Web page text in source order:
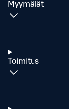
Myymälät
Toimitus